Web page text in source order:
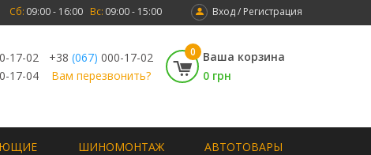
Вход / Регистрация
Сб: 09:00 - 16:00 Вс: 09:00 - 15:00
17-02 +38 (067) 000-17-02
17-04 Вам перезвонить?
0
Ваша корзина
0 грн
ШИНОМОНТАЖ АВТОТОВАРЫ